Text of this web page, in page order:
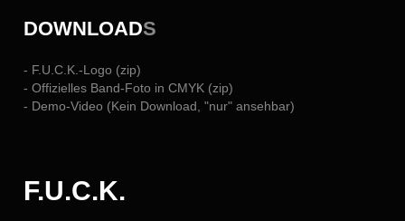
DOWNLOADS
- F.U.C.K.-Logo (zip)
- Offizielles Band-Foto in CMYK (zip)
- Demo-Video (Kein Download, "nur" ansehbar)
F.U.C.K.